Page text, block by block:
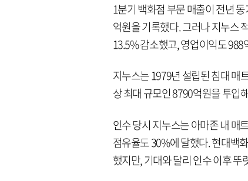
1분기 백화점 부문 매출이 전년
억원을 기록했다. 그러나 지누스
13.5% 감소했고, 영업이익도
지누스는 1979년 설립된 침대 매
상 최대 규모인 8790억원을 투입
인수 당시 지누스는 아마존 내 매
점유율도 30%에 달했다. 현대백
했지만, 기대와 달리 인수 이후